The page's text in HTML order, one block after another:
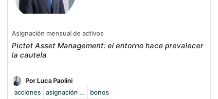
Asignación mensual de activos
Pictet Asset Management: el entorno hace prevalecer
la cautela
Por Luca Paolini
acciones
asignación ... bonos